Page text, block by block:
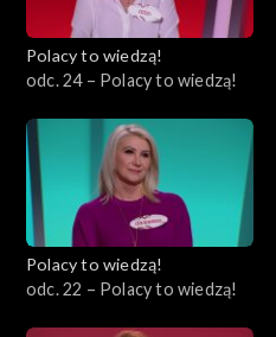
Polacy to wiedzą!
odc. 24 – Polacy to wiedzą!
Polacy to wiedzą!
odc. 22 – Polacy to wiedzą!